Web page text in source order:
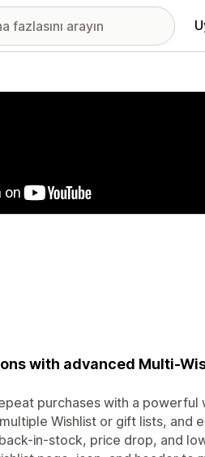
with advanced Multi-
purchases with a
Wishlist or gift lists, and
in-stock, price drop, and